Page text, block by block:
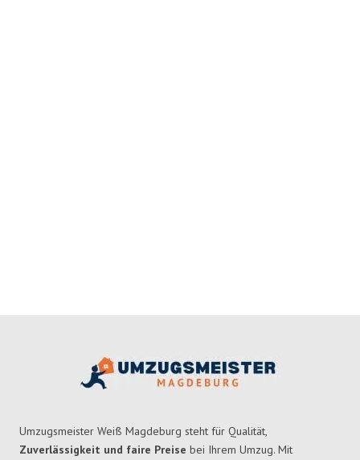
Umzugsmeister Weiß Magdeburg steht für Qualität,
Zuverlässigkeit und faire Preise bei Ihrem Umzug. Mit